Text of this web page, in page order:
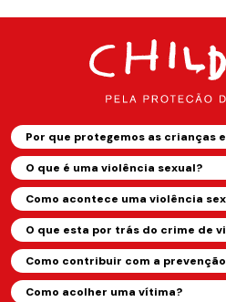
Por que protegemos as crianças
O que é uma violência sexual?
Como acontece uma violência
O que esta por trás do crime de
Como contribuir com a
Como acolher uma vítima?